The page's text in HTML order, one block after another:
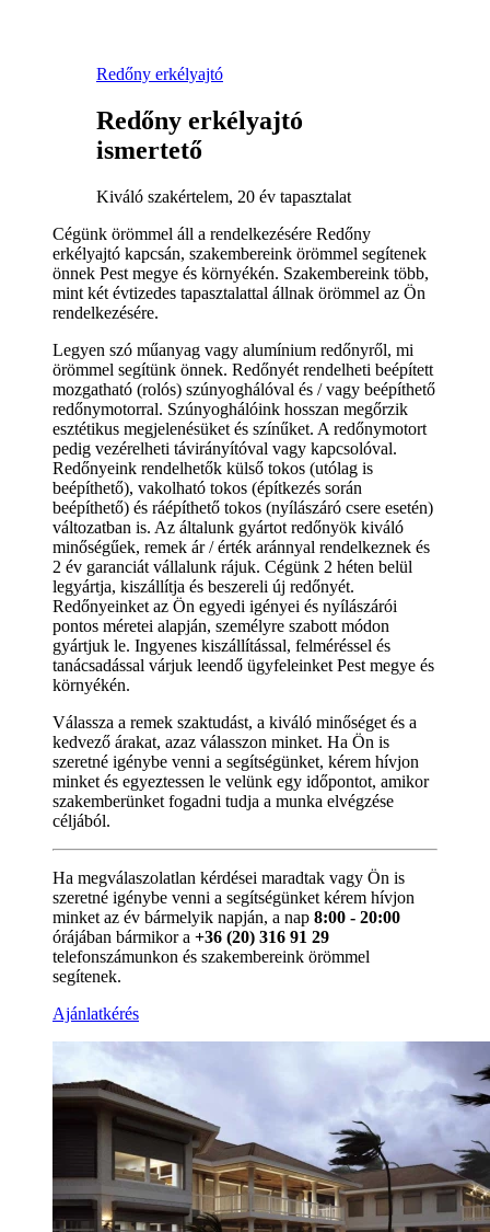
Redőny erkélyajtó
Redőny erkélyajtó
ismertető
Kiváló szakértelem, 20 év tapasztalat
Cégünk örömmel áll a rendelkezésére Redőny
erkélyajtó kapcsán, szakembereink örömmel segítenek
önnek Pest megye és környékén. Szakembereink több,
mint két évtizedes tapasztalattal állnak örömmel az Ön
rendelkezésére.
Legyen szó műanyag vagy alumínium redőnyről, mi
örömmel segítünk önnek. Redőnyét rendelheti beépített
mozgatható (rolós) szúnyoghálóval és / vagy beépíthető
redőnymotorral. Szúnyoghálóink hosszan megőrzik
esztétikus megjelenésüket és színűket. A redőnymotort
pedig vezérelheti távirányítóval vagy kapcsolóval.
Redőnyeink rendelhetők külső tokos (utólag is
beépíthető), vakolható tokos (építkezés során
beépíthető) és ráépíthető tokos (nyílászáró csere esetén)
változatban is. Az általunk gyártot redőnyök kiváló
minőségűek, remek ár / érték aránnyal rendelkeznek és
2 év garanciát vállalunk rájuk. Cégünk 2 héten belül
legyártja, kiszállítja és beszereli új redőnyét.
Redőnyeinket az Ön egyedi igényei és nyílászárói
pontos méretei alapján, személyre szabott módon
gyártjuk le. Ingyenes kiszállítással, felméréssel és
tanácsadással várjuk leendő ügyfeleinket Pest megye és
környékén.
Válassza a remek szaktudást, a kiváló minőséget és a
kedvező árakat, azaz válasszon minket. Ha Ön is
szeretné igénybe venni a segítségünket, kérem hívjon
minket és egyeztessen le velünk egy időpontot, amikor
szakemberünket fogadni tudja a munka elvégzése
céljából.
Ha megválaszolatlan kérdései maradtak vagy Ön is
szeretné igénybe venni a segítségünket kérem hívjon
minket az év bármelyik napján, a nap 8:00 - 20:00
órájában bármikor a +36 (20) 316 91 29
telefonszámunkon és szakembereink örömmel
segítenek.
Ajánlatkérés